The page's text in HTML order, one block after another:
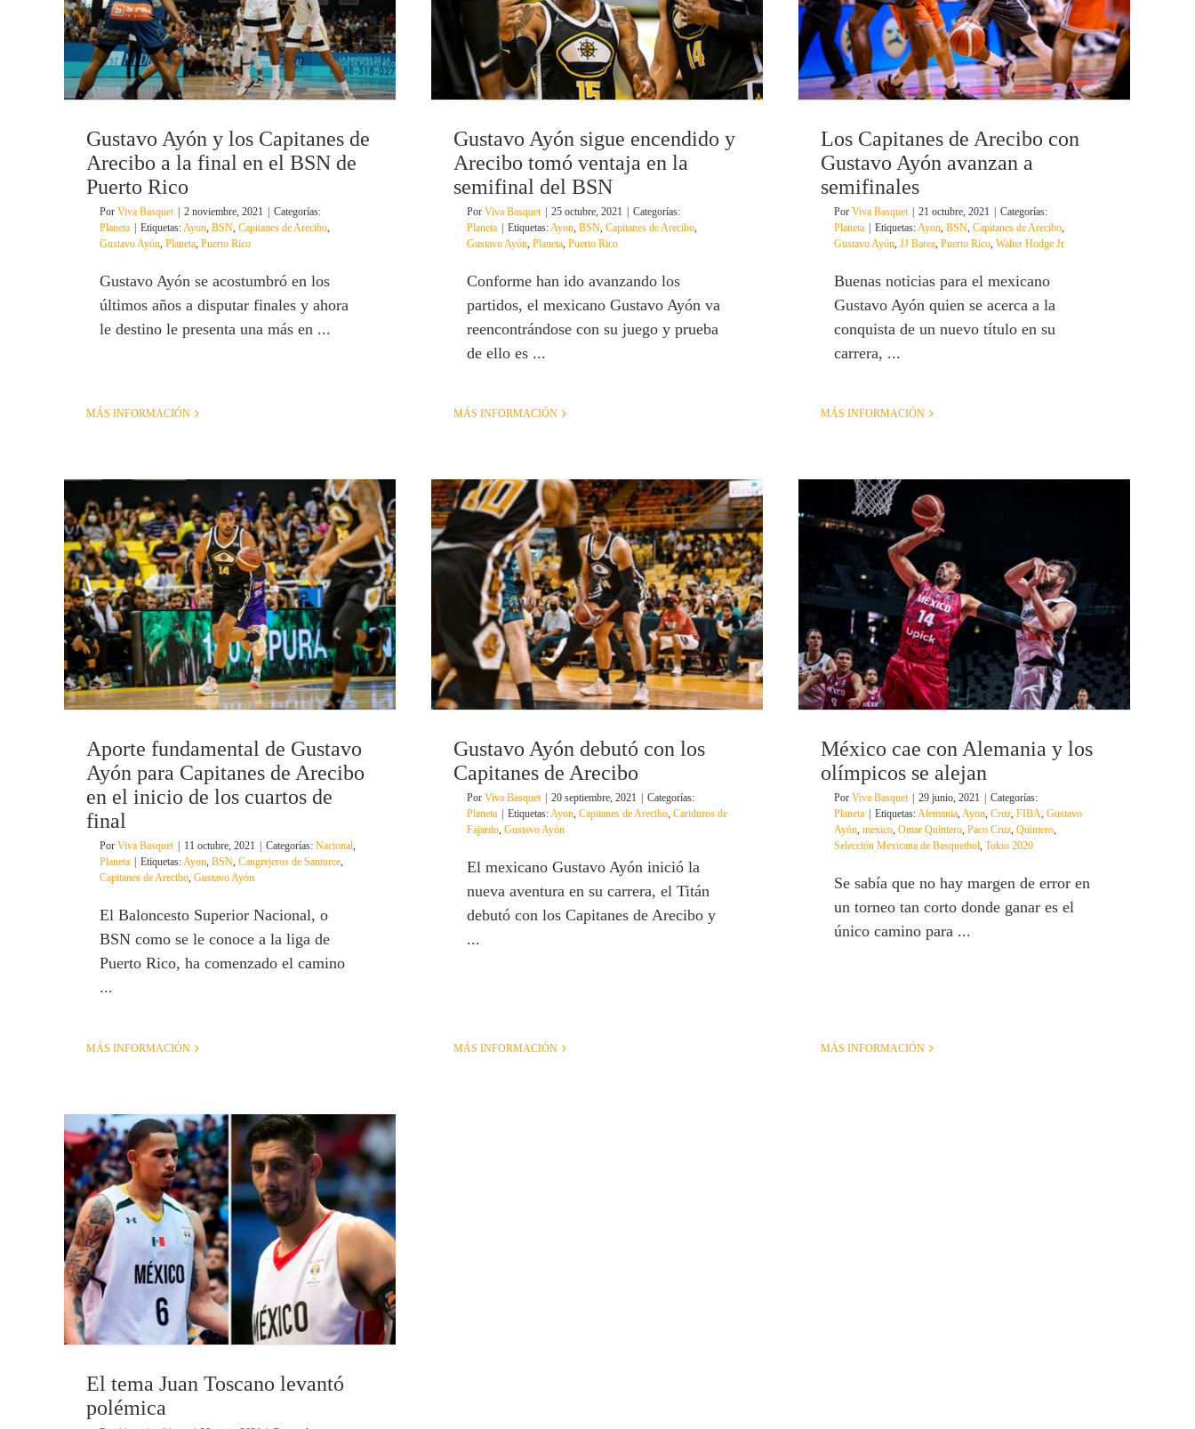
Gustavo Ayón y los Capitanes de
Arecibo a la final en el BSN de
Puerto Rico
Por Viva Basquet 2 noviembre, 2021
Categorías:
Planeta
Etiquetas:Ayon, BSN, Capitanes de Arecibo,
Gustavo Ayón, Planeta, Puerto Rico
Gustavo Ayón se acostumbró en los
últimos años a disputar finales y ahora
le destino le presenta una más en ...
MÁS INFORMACIÓN
Gustavo Ayón sigue encendido y
Arecibo tomó ventaja en la
semifinal del BSN
Por Viva Basquet 25 octubre, 2021
Categorías:
Planeta
Etiquetas:Ayon, BSN, Capitanes de Arecibo,
Gustavo Ayón, Planeta, Puerto Rico
Conforme han ido avanzando los
partidos, el mexicano Gustavo Ayón va
reencontrándose con su juego y prueba
de ello es ...
MÁS INFORMACIÓN
Los Capitanes de Arecibo con
Gustavo Ayón avanzan a
semifinales
Por Viva Basquet 21 octubre, 2021
Categorías:
Planeta
Etiquetas:Ayon, BSN, Capitanes de Arecibo,
Gustavo Ayón, JJ Barea, Puerto Rico, Walter Hodge Jr
Buenas noticias para el mexicano
Gustavo Ayón quien se acerca a la
conquista de un nuevo título en su
carrera, ...
MÁS INFORMACIÓN
Aporte fundamental de Gustavo
Ayón para Capitanes de Arecibo
en el inicio de los cuartos de
final
Por Viva Basquet 11 octubre, 2021 Categorías: Nacional,
Planeta
Etiquetas:Ayon, BSN, Cangrejeros de Santurce,
Capitanes de Arecibo, Gustavo Ayón
El Baloncesto Superior Nacional, o
BSN como se le conoce a la liga de
Puerto Rico, ha comenzado el camino
...
MÁS INFORMACIÓN
Gustavo Ayón debutó con los
Capitanes de Arecibo
Por Viva Basquet 20 septiembre, 2021
Categorías:
Planeta
Etiquetas:Ayon, Capitanes de Arecibo, Cariduros de
Fajardo, Gustavo Ayón
El mexicano Gustavo Ayón inició la
nueva aventura en su carrera, el Titán
debutó con los Capitanes de Arecibo y
...
MÁS INFORMACIÓN
México cae con Alemania y los
olímpicos se alejan
Por Viva Basquet 29 junio, 2021
Categorías:
Planeta
Etiquetas:Alemania, Ayon, Cruz, FIBA, Gustavo
Ayón, mexico, Omar Quintero, Paco Cruz, Quintero,
Selección Mexicana de Basquetbol, Tokio 2020
Se sabía que no hay margen de error en
un torneo tan corto donde ganar es el
único camino para ...
MÁS INFORMACIÓN
El tema Juan Toscano levantó
polémica